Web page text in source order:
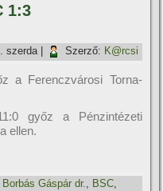
1:3
szerda| Szerző: K@rcsi
a Ferenczvárosi Torna-
győz a Pénzintézeti
ellen.
Borbás Gáspár dr., BSC,